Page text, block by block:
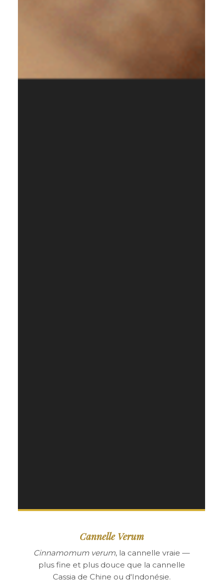
Cannelle Verum
Cinnamomum verum, la cannelle vraie —
plus fine et plus douce que la cannelle
Cassia de Chine ou d'Indonésie.